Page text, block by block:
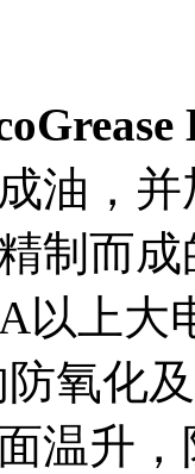
油，
制而
以上大
氧化
温升